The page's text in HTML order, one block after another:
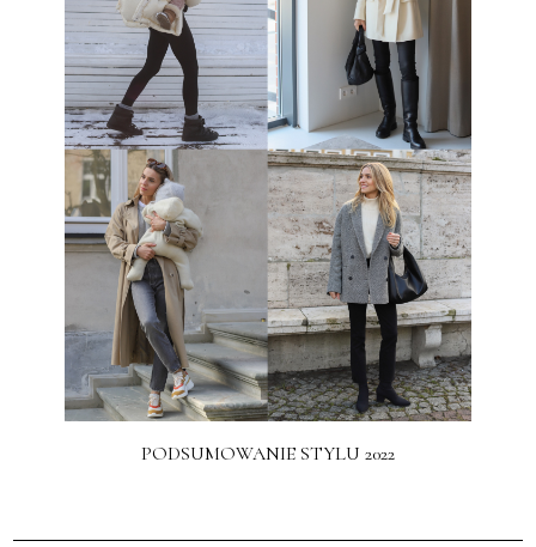
PODSUMOWANIE STYLU 2022